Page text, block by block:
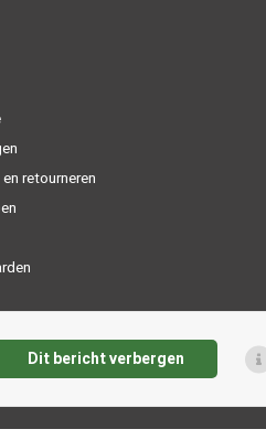
retourneren
Dit bericht verbergen